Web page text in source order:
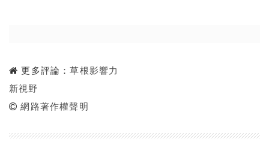
更多評論：草根影響力
新視野
網路著作權聲明